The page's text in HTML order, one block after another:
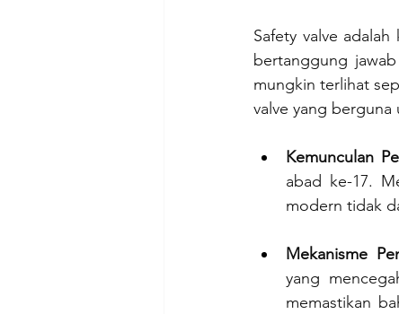
Safety valve
bertanggung
mungkin terlihat
valve yang
Kemunculan
abad ke-17.
modern tidak
Mekanisme
yang
memastikan